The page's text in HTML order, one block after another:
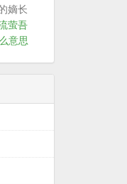
嫡长
萤吾
意思